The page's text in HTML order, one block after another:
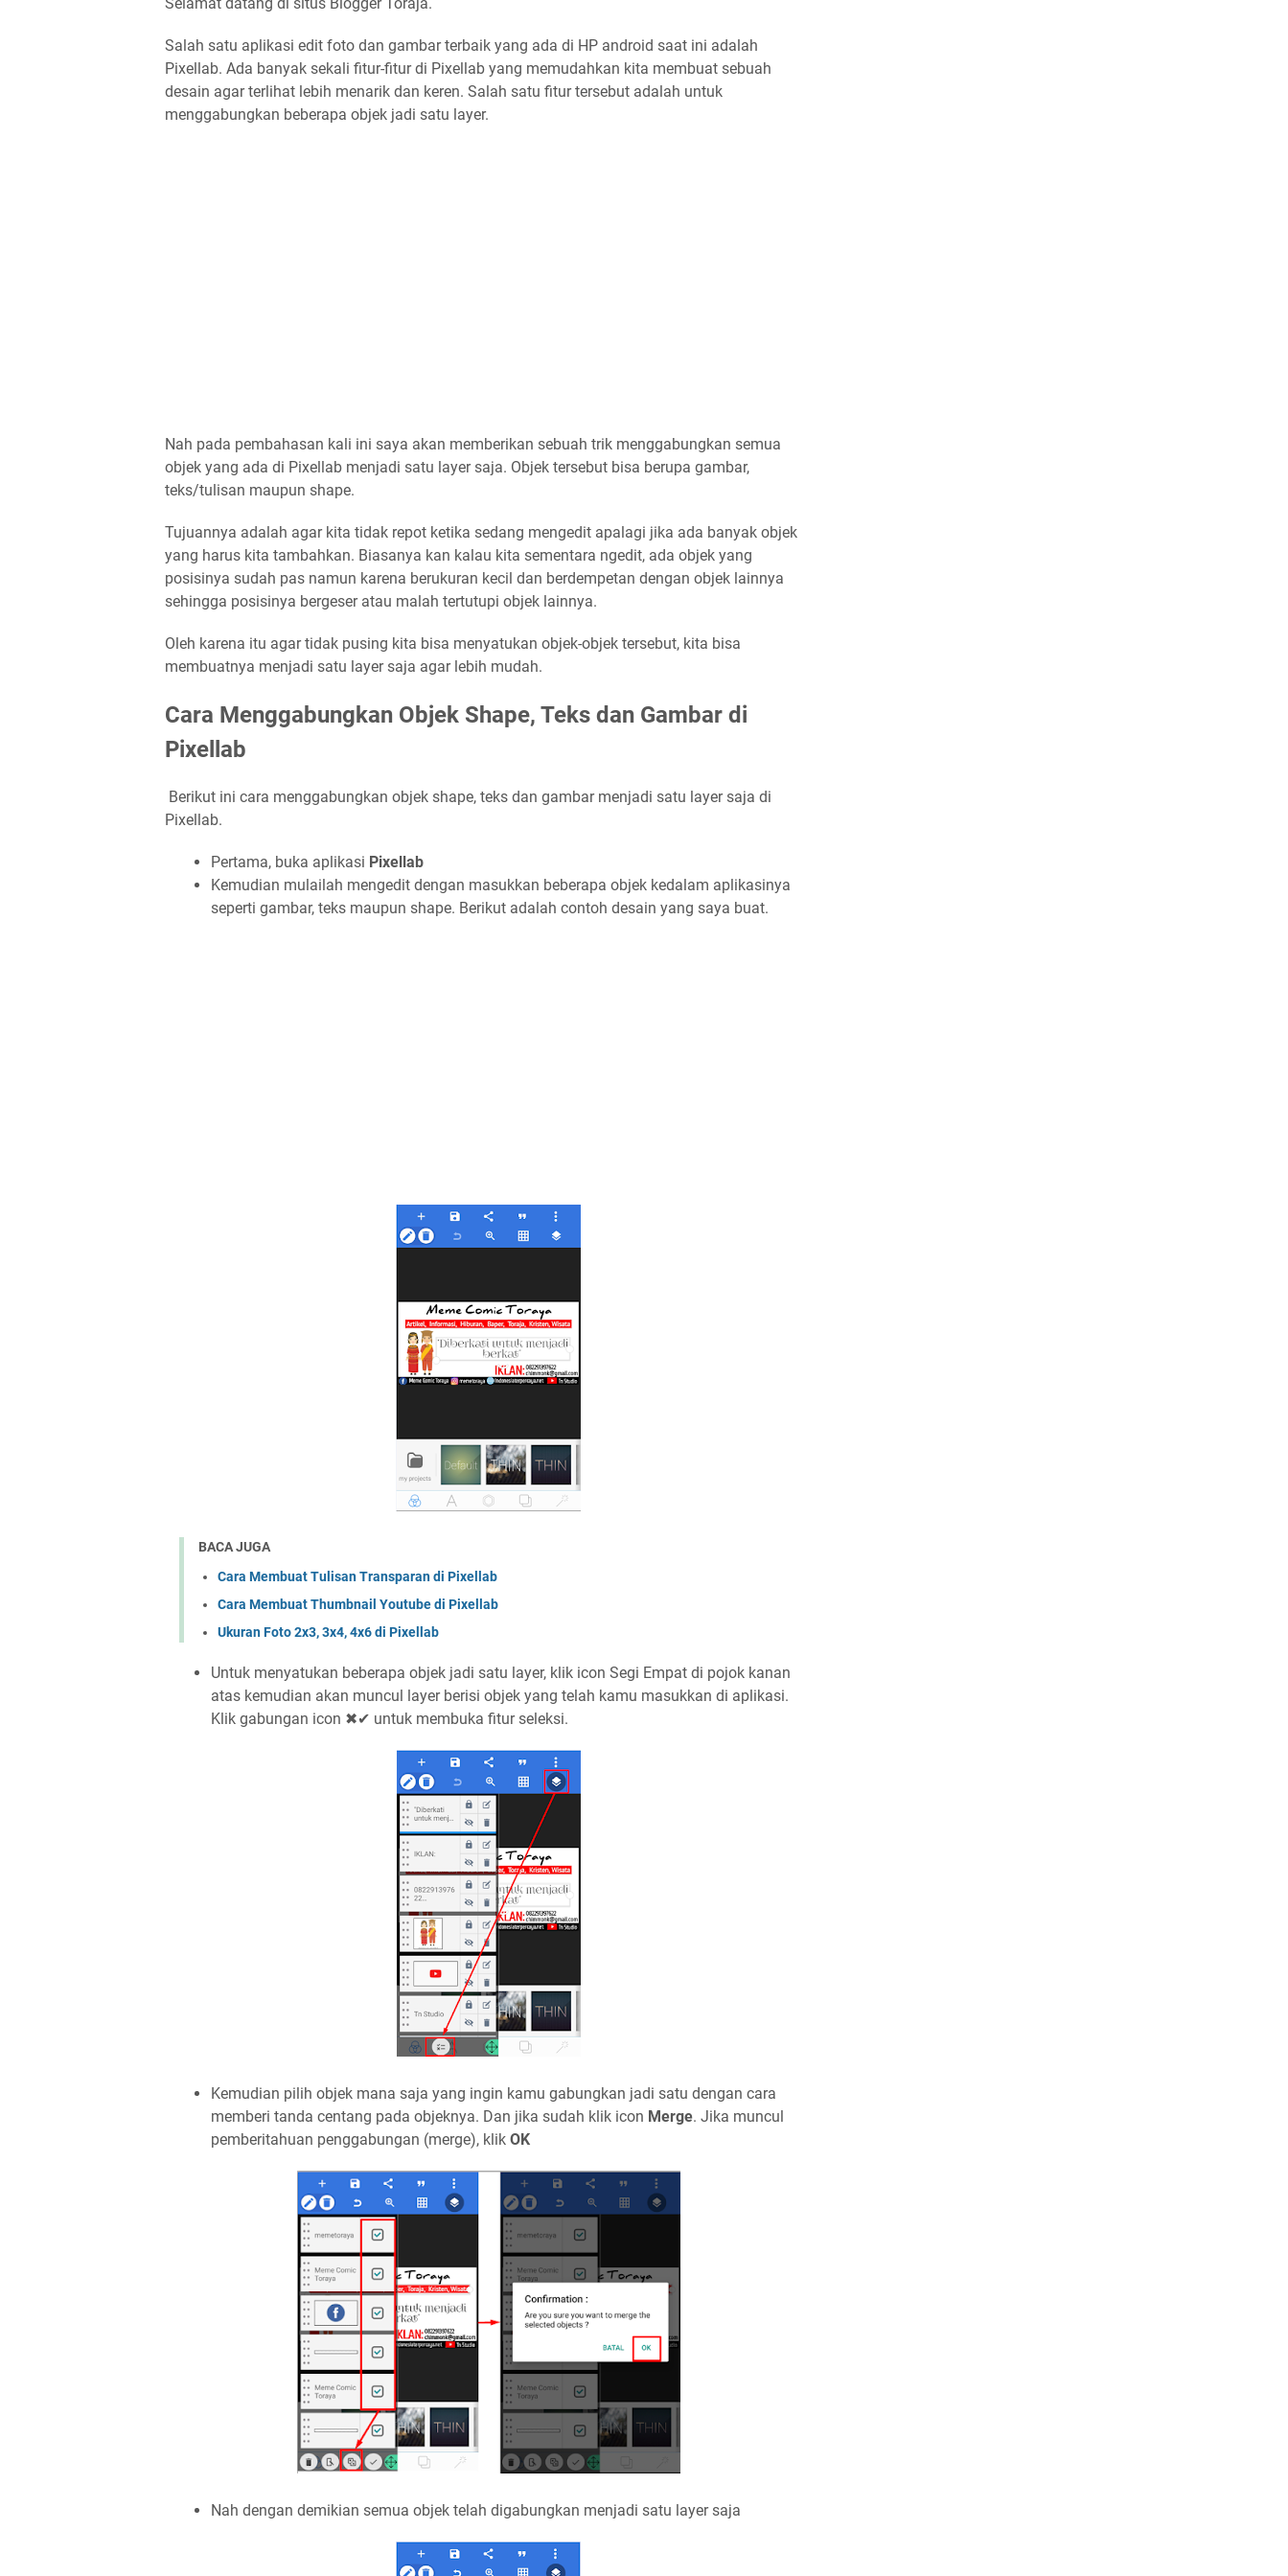
Salah satu aplikasi edit foto dan gambar terbaik yang ada di HP android saat ini adalah
Pixellab. Ada banyak sekali fitur-fitur di Pixellab yang memudahkan kita membuat sebuah
desain agar terlihat lebih menarik dan keren. Salah satu fitur tersebut adalah untuk
menggabungkan beberapa objek jadi satu layer.
Nah pada pembahasan kali ini saya akan memberikan sebuah trik menggabungkan semua
objek yang ada di Pixellab menjadi satu layer saja. Objek tersebut bisa berupa gambar,
teks/tulisan maupun shape.
Tujuannya adalah agar kita tidak repot ketika sedang mengedit apalagi jika ada banyak objek
yang harus kita tambahkan. Biasanya kan kalau kita sementara ngedit, ada objek yang
posisinya sudah pas namun karena berukuran kecil dan berdempetan dengan objek lainnya
sehingga posisinya bergeser atau malah tertutupi objek lainnya.
Oleh karena itu agar tidak pusing kita bisa menyatukan objek-objek tersebut, kita bisa
membuatnya menjadi satu layer saja agar lebih mudah.
Cara Menggabungkan Objek Shape, Teks dan Gambar di
Pixellab
Berikut ini cara menggabungkan objek shape, teks dan gambar menjadi satu layer saja di
Pixellab.
Pertama, buka aplikasi Pixellab
Kemudian mulailah mengedit dengan masukkan beberapa objek kedalam aplikasinya
seperti gambar, teks maupun shape. Berikut adalah contoh desain yang saya buat.
BACA JUGA
Cara Membuat Tulisan Transparan di Pixellab
Cara Membuat Thumbnail Youtube di Pixellab
Ukuran Foto 2x3, 3x4, 4x6 di Pixellab
Untuk menyatukan beberapa objek jadi satu layer, klik icon Segi Empat di pojok kanan
atas kemudian akan muncul layer berisi objek yang telah kamu masukkan di aplikasi.
Klik gabungan icon ✖✔ untuk membuka fitur seleksi.
Kemudian pilih objek mana saja yang ingin kamu gabungkan jadi satu dengan cara
memberi tanda centang pada objeknya. Dan jika sudah klik icon Merge. Jika muncul
pemberitahuan penggabungan (merge), klik OK
Nah dengan demikian semua objek telah digabungkan menjadi satu layer saja